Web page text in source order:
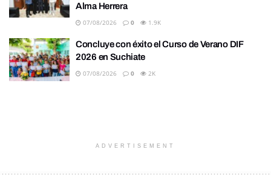
Alma Herrera
07/08/2026 0 1.9K
Concluye con éxito el Curso de Verano DIF
2026 en Suchiate
07/08/2026 0 2K
ADVERTISEMENT